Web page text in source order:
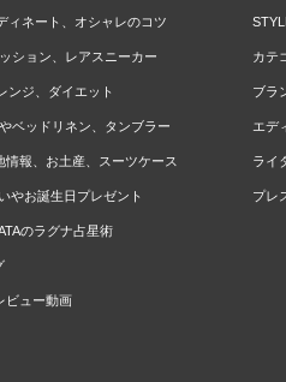
ィネート、オシャレのコツ
ション、レアスニーカー
ンジ、ダイエット
ベッドリネン、タンブラー
報、お土産、スーツケース
やお誕生日プレゼント
のラグナ占星術
ビュー動画
カテ
ブラ
エデ
ライ
プレ